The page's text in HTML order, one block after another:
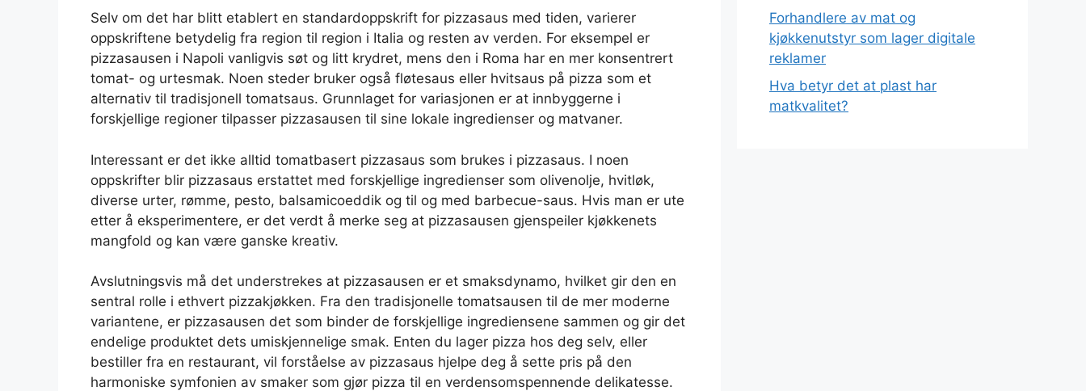
Selv om det har blitt etablert en standardoppskrift for pizzasaus med tiden, varierer
oppskriftene betydelig fra region til region i Italia og resten av verden. For eksempel er
pizzasausen i Napoli vanligvis søt og litt krydret, mens den i Roma har en mer konsentrert
tomat- og urtesmak. Noen steder bruker også fløtesaus eller hvitsaus på pizza som et
alternativ til tradisjonell tomatsaus. Grunnlaget for variasjonen er at innbyggerne i
forskjellige regioner tilpasser pizzasausen til sine lokale ingredienser og matvaner.
Interessant er det ikke alltid tomatbasert pizzasaus som brukes i pizzasaus. I noen
oppskrifter blir pizzasaus erstattet med forskjellige ingredienser som olivenolje, hvitløk,
diverse urter, rømme, pesto, balsamicoeddik og til og med barbecue-saus. Hvis man er ute
etter å eksperimentere, er det verdt å merke seg at pizzasausen gjenspeiler kjøkkenets
mangfold og kan være ganske kreativ.
Avslutningsvis må det understrekes at pizzasausen er et smaksdynamo, hvilket gir den en
sentral rolle i ethvert pizzakjøkken. Fra den tradisjonelle tomatsausen til de mer moderne
variantene, er pizzasausen det som binder de forskjellige ingrediensene sammen og gir det
endelige produktet dets umiskjennelige smak. Enten du lager pizza hos deg selv, eller
bestiller fra en restaurant, vil forståelse av pizzasaus hjelpe deg å sette pris på den
harmoniske symfonien av smaker som gjør pizza til en verdensomspennende delikatesse.
Forhandlere av mat og
kjøkkenutstyr som lager digitale
reklamer
Hva betyr det at plast har
matkvalitet?